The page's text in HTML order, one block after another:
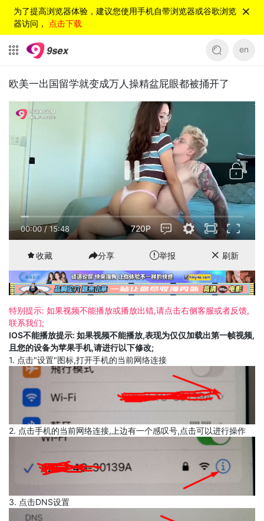
为了提高浏览器体验，建议您使用手机自带浏览器或谷歌浏览
器访问， 点击下载
en
欧美一出国留学就变成万人操精盆屁眼都被捅开了
00:00/ 15:48 720P
收藏 分享 举报 刷新
特别提示: 如果视频不能播放或播放出错,请点击右侧客服或者反馈,
联系我们;
IOS不能播放提示: 如果视频不能播放,表现为仅仅加载出第一帧视频,
且您的设备为苹果手机,请进行以下修改;
1. 点击"设置"图标,打开手机的当前网络连接
2. 点击手机的当前网络连接,上边有一个感叹号,点击可以进行操作
3. 点击DNS设置